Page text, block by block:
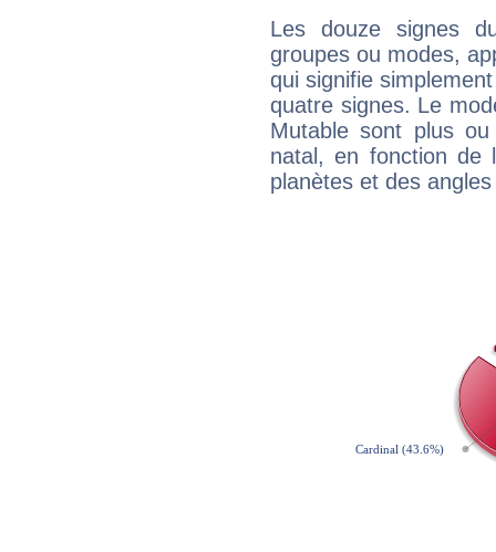
Les douze signes
groupes ou modes,
qui signifie
quatre signes. Le
Mutable sont plus
natal, en fonction de
planètes et des